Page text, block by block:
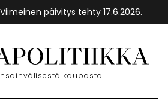
päivitys tehty 17.6.2026.
Etusivu
kaupasta